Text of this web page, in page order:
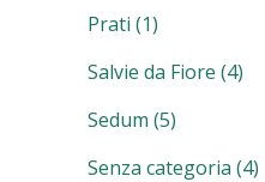
Prati (1)
Salvie da Fiore (4)
Sedum (5)
Senza categoria (4)